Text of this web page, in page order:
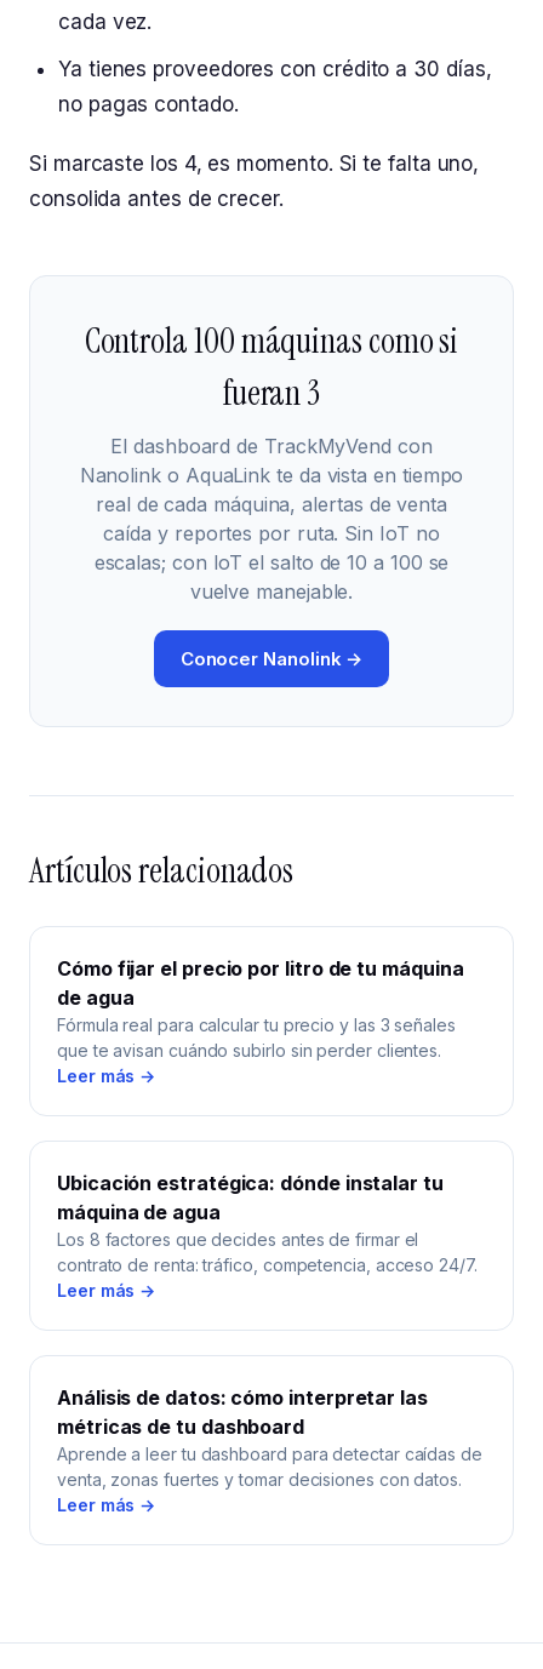
cada vez.
Ya tienes proveedores con crédito a 30 días,
no pagas contado.
Si marcaste los 4, es momento. Si te falta uno,
consolida antes de crecer.
Controla 100 máquinas como si
fueran 3
El dashboard de TrackMyVend con
Nanolink o AquaLink te da vista en tiempo
real de cada máquina, alertas de venta
caída y reportes por ruta. Sin IoT no
escalas; con IoT el salto de 10 a 100 se
vuelve manejable.
Conocer Nanolink →
Artículos relacionados
Cómo fijar el precio por litro de tu máquina
de agua
Fórmula real para calcular tu precio y las 3 señales
que te avisan cuándo subirlo sin perder clientes.
Leer más →
Ubicación estratégica: dónde instalar tu
máquina de agua
Los 8 factores que decides antes de firmar el
contrato de renta: tráfico, competencia, acceso 24/7.
Leer más →
Análisis de datos: cómo interpretar las
métricas de tu dashboard
Aprende a leer tu dashboard para detectar caídas de
venta, zonas fuertes y tomar decisiones con datos.
Leer más →